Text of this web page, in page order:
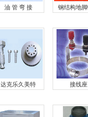
油 管 弯 接 钢结构地
达克乐久美特 接线座